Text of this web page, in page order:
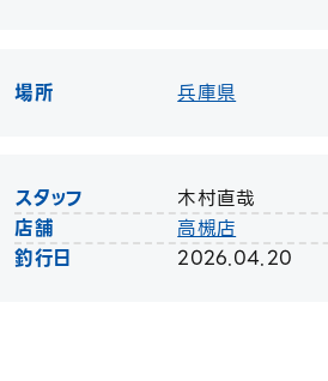
場所 兵庫県
スタッフ
木村直哉
店舗
高槻店
釣行日
2026.04.20